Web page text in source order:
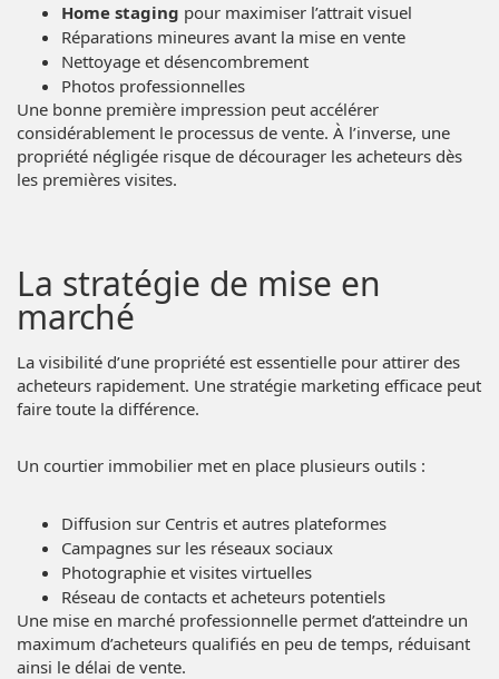
Home staging pour maximiser l’attrait visuel
Réparations mineures avant la mise en vente
Nettoyage et désencombrement
Photos professionnelles
Une bonne première impression peut accélérer
considérablement le processus de vente. À l’inverse, une
propriété négligée risque de décourager les acheteurs dès
les premières visites.
La stratégie de mise en
marché
La visibilité d’une propriété est essentielle pour attirer des
acheteurs rapidement. Une stratégie marketing efficace peut
faire toute la différence.
Un courtier immobilier met en place plusieurs outils :
Diffusion sur Centris et autres plateformes
Campagnes sur les réseaux sociaux
Photographie et visites virtuelles
Réseau de contacts et acheteurs potentiels
Une mise en marché professionnelle permet d’atteindre un
maximum d’acheteurs qualifiés en peu de temps, réduisant
ainsi le délai de vente.